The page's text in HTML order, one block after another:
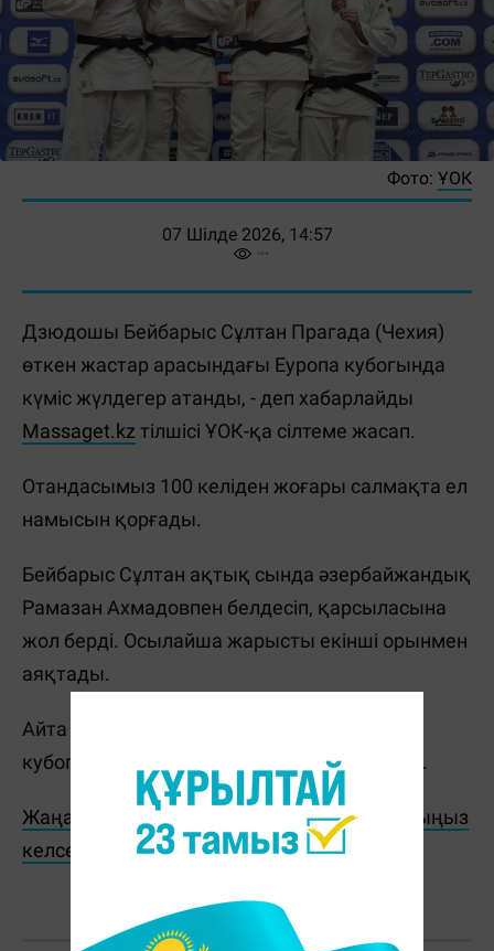
Фото: ҰОК
07 Шілде 2026, 14:57
Дзюдошы Бейбарыс Сұлтан Прагада (Чехия)
өткен жастар арасындағы Еуропа кубогында
күміс жүлдегер атанды, - деп хабарлайды
Massaget.kzтілшісі ҰОК-қа сілтеме жасап.
Отандасымыз 100 келіден жоғары салмақта ел
намысын қорғады.
Бейбарыс Сұлтан ақтық сында әзербайжандық
Рамазан Ахмадовпен белдесіп, қарсыласына
жол берді. Осылайша жарысты екінші орынмен
аяқтады.
Айта кетейік, жастар арасындағы Еуропа
кубогына 33 елден 455 дзюдошы қатысты.
Жаңалықтарды бәрінен бұрын біліп отырғыңыз
келсе, Telegram-арнамызға жазылыңыз!
Ж. Қадыржанова